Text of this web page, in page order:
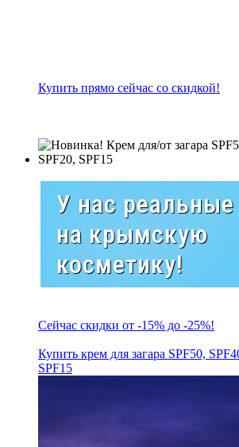
Купить прямо сейчас со скидкой!
У нас
на крымскую
косметику!
Сейчас скидки от -15% до -25%!
Купить крем для загара SPF50,
SPF15